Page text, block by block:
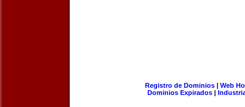
Registro de Dominios| Web
Dominios Expirados |